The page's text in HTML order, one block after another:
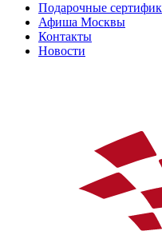
Подарочные
Афиша Москвы
Контакты
Новости